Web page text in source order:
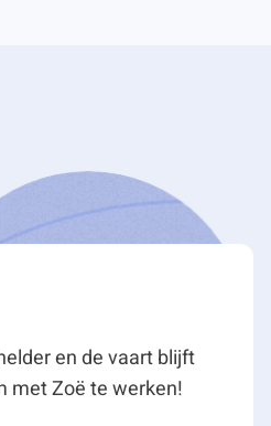
en de vaart blijft
met Zoë te werken!